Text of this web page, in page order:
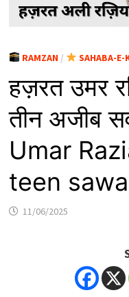
RAMZAN/ SAHABA-E-
हज़रत उमर
तीन अजीब
Umar
teen
11/06/2025